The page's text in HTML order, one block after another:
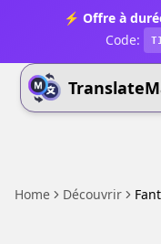
⚡ Offre à
Code:
Home Découvrir